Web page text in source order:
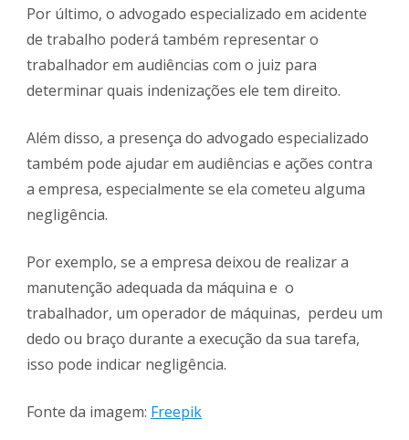
Por último, o advogado especializado em acidente
de trabalho poderá também representar o
trabalhador em audiências com o juiz para
determinar quais indenizações ele tem direito.
Além disso, a presença do advogado especializado
também pode ajudar em audiências e ações contra
a empresa, especialmente se ela cometeu alguma
negligência.
Por exemplo, se a empresa deixou de realizar a
manutenção adequada da máquina e o
trabalhador, um operador de máquinas, perdeu um
dedo ou braço durante a execução da sua tarefa,
isso pode indicar negligência.
Fonte da imagem: Freepik